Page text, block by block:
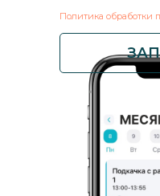
Политика обработки